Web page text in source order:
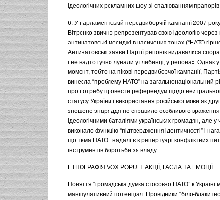
ідеологічних рекламних шоу зі спалюванням
6. У парламентській передвиборчій кампанії 2007
Вітренко звично репрезентував свою ідеологію через
антинатовські месиджі в насичених тонах (“НАТО
Антинатовські заяви Партії регіонів видавалися
і не надто гучно лунали у глибинці, у регіонах. Однак
момент, тобто на пікові передвиборчої кампанії,
винесла “проблему НАТО” на загальнонаціональний
про потребу провести референдум щодо
статусу України і використання російської мови як
зношене знаряддя не справило особливого
ідеологічними баталіями українських громадян, але у
виконало функцію “підтвердження ідентичності” і
що тема НАТО і надалі є в репертуарі конфліктних
інструментів боротьби за владу.
ЕТНОГРАФІЯ VOX POPULI: АКЦІЇ, ГАСЛА ТА ЕМОЦІЇ
Поняття “громадська думка стосовно НАТО” в Україні
маніпулятивний потенціал. Провідники “біло-